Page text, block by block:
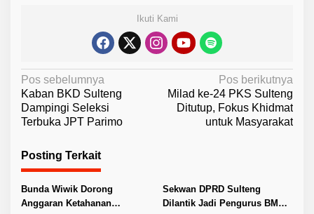
Ikuti Kami
N
a
v
g
a
s
Pos sebelumnya
Kaban BKD Sulteng
Dampingi Seleksi
Terbuka JPT Parimo
Pos berikutnya
Milad ke-24 PKS Sulteng
Ditutup, Fokus Khidmat
untuk Masyarakat
Posting Terkait
Bunda Wiwik Dorong
Anggaran Ketahanan
Sekwan DPRD Sulteng
Dilantik Jadi Pengurus BMA